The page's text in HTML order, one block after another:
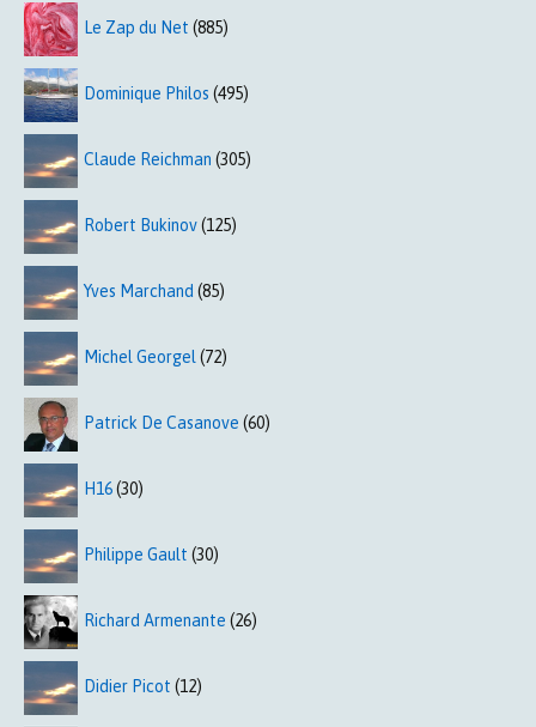
Le Zap du Net (885)
Dominique Philos (495)
Claude Reichman (305)
Robert Bukinov(125)
Yves Marchand (85)
Michel Georgel (72)
Patrick De Casanove (60)
H16(30)
Philippe Gault (30)
Richard Armenante (26)
Didier Picot (12)